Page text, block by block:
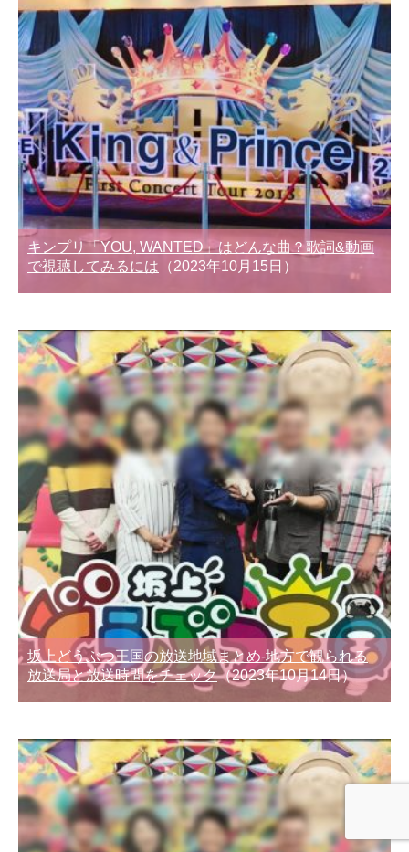
キンプリ「YOU, WANTED」はどんな曲？歌詞&動画
で視聴してみるには （2023年10月15日）
坂上どうぶつ王国の放送地域まとめ-地方で観られる
放送局と放送時間をチェック（2023年10月14日）